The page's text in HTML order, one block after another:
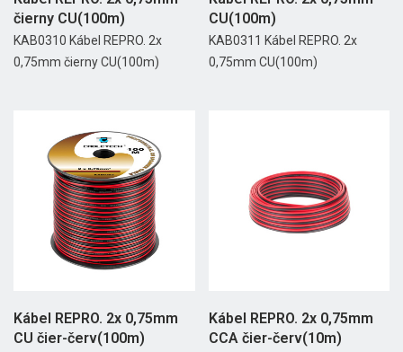
čierny CU(100m)
KAB0310 Kábel REPRO. 2x
0,75mm čierny CU(100m)
CU(100m)
KAB0311 Kábel REPRO. 2x
0,75mm CU(100m)
Kábel REPRO. 2x 0,75mm
CU čier-červ(100m)
Kábel REPRO. 2x 0,75mm
CCA čier-červ(10m)